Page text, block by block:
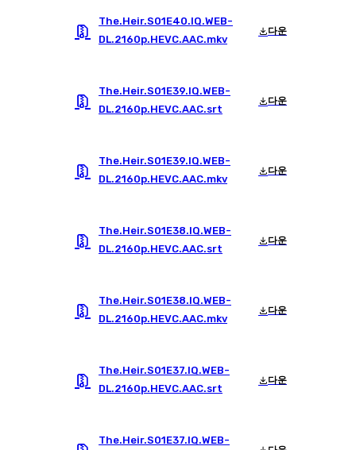
The.Heir.S01E40.IQ.WEB-
DL.2160p.HEVC.AAC.mkv
다운
The.Heir.S01E39.IQ.WEB-
DL.2160p.HEVC.AAC.srt
다운
The.Heir.S01E39.IQ.WEB-
DL.2160p.HEVC.AAC.mkv
다운
The.Heir.S01E38.IQ.WEB-
DL.2160p.HEVC.AAC.srt
다운
The.Heir.S01E38.IQ.WEB-
DL.2160p.HEVC.AAC.mkv
다운
The.Heir.S01E37.IQ.WEB-
DL.2160p.HEVC.AAC.srt
다운
The.Heir.S01E37.IQ.WEB-